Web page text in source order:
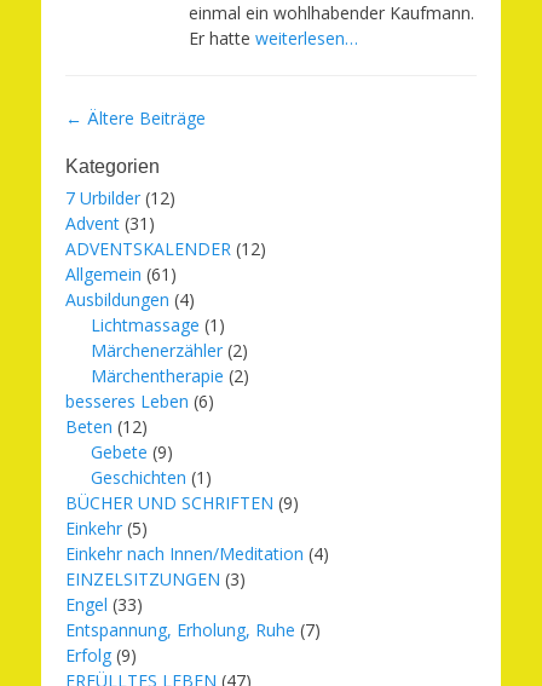
einmal ein wohlhabender Kaufmann.
Er hatte weiterlesen…
Beitragsnavigation
← Ältere Beiträge
Kategorien
7 Urbilder (12)
Advent (31)
ADVENTSKALENDER (12)
Allgemein (61)
Ausbildungen (4)
Lichtmassage (1)
Märchenerzähler (2)
Märchentherapie (2)
besseres Leben (6)
Beten (12)
Gebete (9)
Geschichten (1)
BÜCHER UND SCHRIFTEN (9)
Einkehr (5)
Einkehr nach Innen/Meditation (4)
EINZELSITZUNGEN (3)
Engel (33)
Entspannung, Erholung, Ruhe (7)
Erfolg (9)
ERFÜLLTES LEBEN (47)